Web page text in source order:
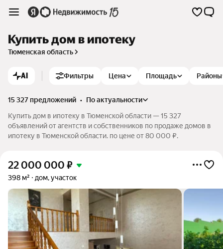
Купить дом в ипотеку
Тюменская область
AI Фильтры Цена Площадь Районы
15 327 предложений •
по актуальности
Купить дом в ипотеку в Тюменской области — 15 327
объявлений от агентств и собственников по продаже домов в
ипотеку в Тюменской области. по цене от 80 000 ₽.
22 000 000 ₽
398 м² дом, участок